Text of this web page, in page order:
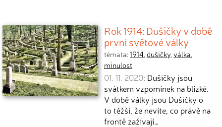
Rok 1914: Dušičky v době
první světové války
témata:1914,dušičky,válka,
minulost
01. 11. 2020: Dušičky jsou
svátkem vzpomínek na blízké.
V době války jsou Dušičky o
to těžší, že nevíte, co právě na
frontě zažívají…